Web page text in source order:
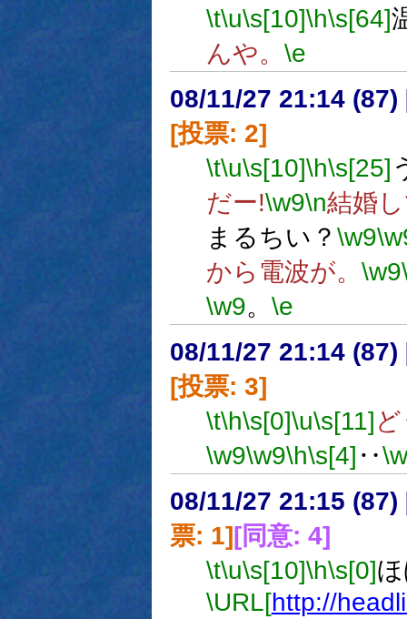
\t\u\s[10]\h\s[64]
んや。 \e
08/11/27 21:14 (87)
[投票: 2]
\t\u\s[10]\h\s[25]
だー!\w9\n結婚
まるちい？ \w9
から電波が。 \w9
\w9。 \e
08/11/27 21:14 (87)
[投票: 3]
\t\h\s[0]\u\s[11]
\w9\w9\h\s[4] ‥
08/11/27 21:15 (87)
票: 1] [同意: 4]
\t\u\s[10]\h\s[0]
\URL[http://